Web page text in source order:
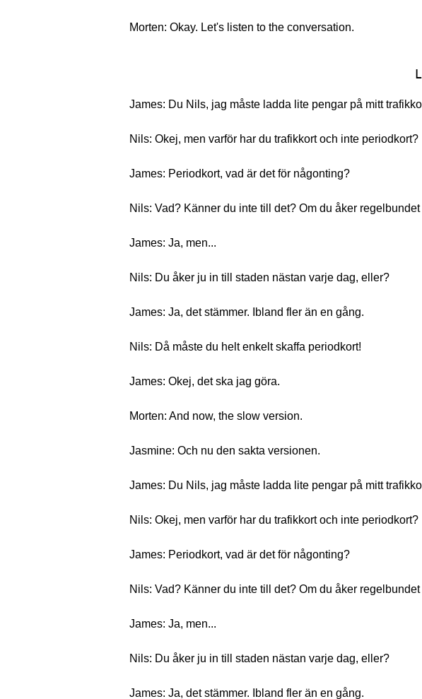
Morten: Okay. Let's listen to the conversation.
James: Du Nils, jag måste ladda lite pengar på mitt
Nils: Okej, men varför har du trafikkort och inte periodkort?
James: Periodkort, vad är det för någonting?
Nils: Vad? Känner du inte till det? Om du åker
James: Ja, men...
Nils: Du åker ju in till staden nästan varje dag, eller?
James: Ja, det stämmer. Ibland fler än en gång.
Nils: Då måste du helt enkelt skaffa periodkort!
James: Okej, det ska jag göra.
Morten: And now, the slow version.
Jasmine: Och nu den sakta versionen.
James: Du Nils, jag måste ladda lite pengar på mitt
Nils: Okej, men varför har du trafikkort och inte periodkort?
James: Periodkort, vad är det för någonting?
Nils: Vad? Känner du inte till det? Om du åker
James: Ja, men...
Nils: Du åker ju in till staden nästan varje dag, eller?
James: Ja, det stämmer. Ibland fler än en gång.